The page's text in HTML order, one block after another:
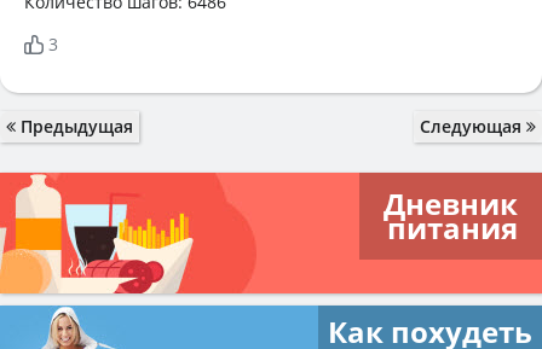
3
Предыдущая Следующая
Дневник
питания
Как похудеть